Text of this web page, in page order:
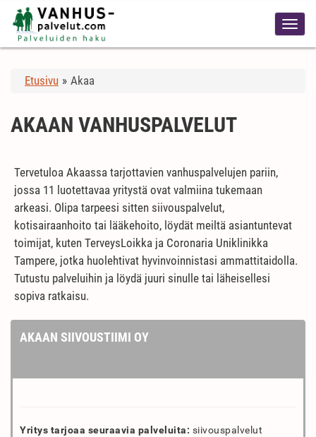
Etusivu » Akaa
AKAAN VANHUSPALVELUT
Tervetuloa Akaassa tarjottavien vanhuspalvelujen pariin,
jossa 11 luotettavaa yritystä ovat valmiina tukemaan
arkeasi. Olipa tarpeesi sitten siivouspalvelut,
kotisairaanhoito tai lääkehoito, löydät meiltä asiantuntevat
toimijat, kuten TerveysLoikka ja Coronaria Uniklinikka
Tampere, jotka huolehtivat hyvinvoinnistasi ammattitaidolla.
Tutustu palveluihin ja löydä juuri sinulle tai läheisellesi
sopiva ratkaisu.
AKAAN SIIVOUSTIIMI OY
Yritys tarjoaa seuraavia palveluita: siivouspalvelut